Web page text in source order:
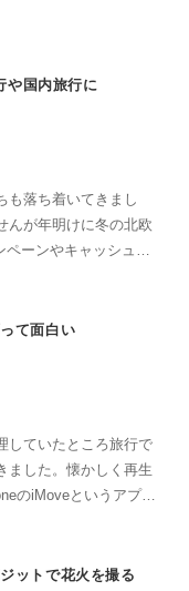
や国内旅行に
も落ち着いてきまし
んが年明けに冬の北欧
ーンやキャッシュバ
て面白い
していたところ旅行で
ました。懐かしく再生
のiMoveというアプリ
ットで花火を撮る